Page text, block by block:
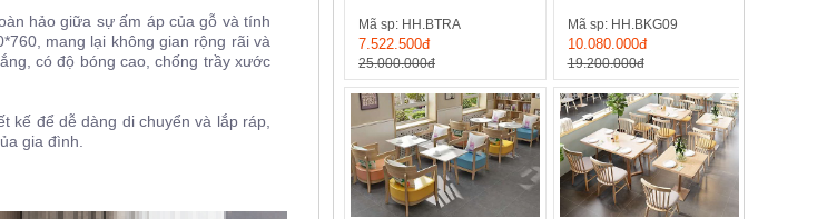
hảo giữa sự ấm áp của gỗ và tính
mang lại không gian rộng rãi và
có độ bóng cao, chống trầy xước
kế để dễ dàng di chuyển và lắp ráp,
gia đình.
Mã sp: HH.BTRA
7.522.500đ
25.000.000đ
Mã sp: HH.BKG09
10.080.000đ
19.200.000đ